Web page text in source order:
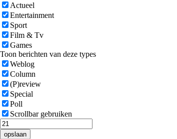
Actueel
Entertainment
Sport
Film & Tv
Games
Toon berichten van deze types
Weblog
Column
(P)review
Special
Poll
Scrollbar gebruiken
opslaan